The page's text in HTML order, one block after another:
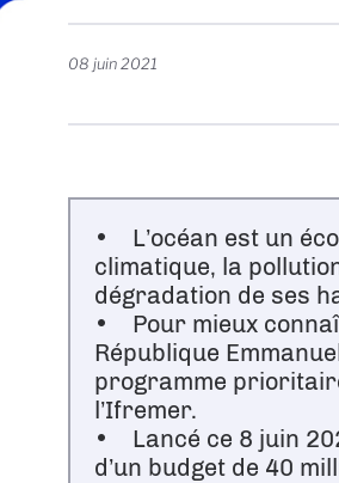
08 juin 2021
• L’océan est un
climatique, la
dégradation de ses
• Pour mieux
République
programme
l’Ifremer.
• Lancé ce 8 juin
d’un budget de 40